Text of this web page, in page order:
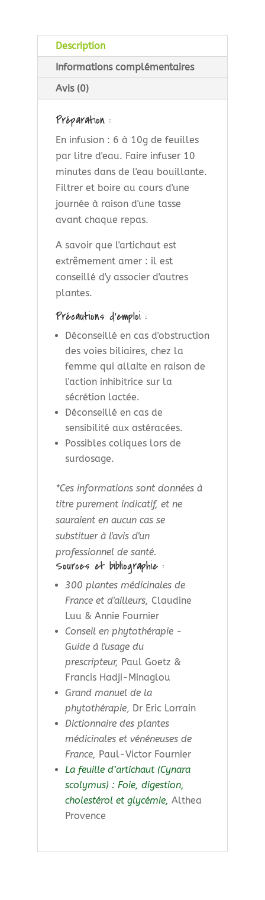
Description
Informations complémentaires
Avis (0)
Préparation :
En infusion : 6 à 10g de feuilles
par litre d'eau. Faire infuser 10
minutes dans de l'eau bouillante.
Filtrer et boire au cours d'une
journée à raison d'une tasse
avant chaque repas.
A savoir que l'artichaut est
extrêmement amer : il est
conseillé d'y associer d'autres
plantes.
Précautions d’emploi :
Déconseillé en cas d'obstruction
des voies biliaires, chez la
femme qui allaite en raison de
l'action inhibitrice sur la
sécrétion lactée.
Déconseillé en cas de
sensibilité aux astéracées.
Possibles coliques lors de
surdosage.
*Ces informations sont données à
titre purement indicatif, et ne
sauraient en aucun cas se
substituer à l'avis d'un
professionnel de santé.
Sources et bibliographie :
300 plantes médicinales de
France et d'ailleurs, Claudine
Luu & Annie Fournier
Conseil en phytothérapie -
Guide à l'usage du
prescripteur, Paul Goetz &
Francis Hadji-Minaglou
Grand manuel de la
phytothérapie, Dr Eric Lorrain
Dictionnaire des plantes
médicinales et vénéneuses de
France, Paul-Victor Fournier
La feuille d’artichaut (Cynara
scolymus) : Foie, digestion,
cholestérol et glycémie, Althea
Provence